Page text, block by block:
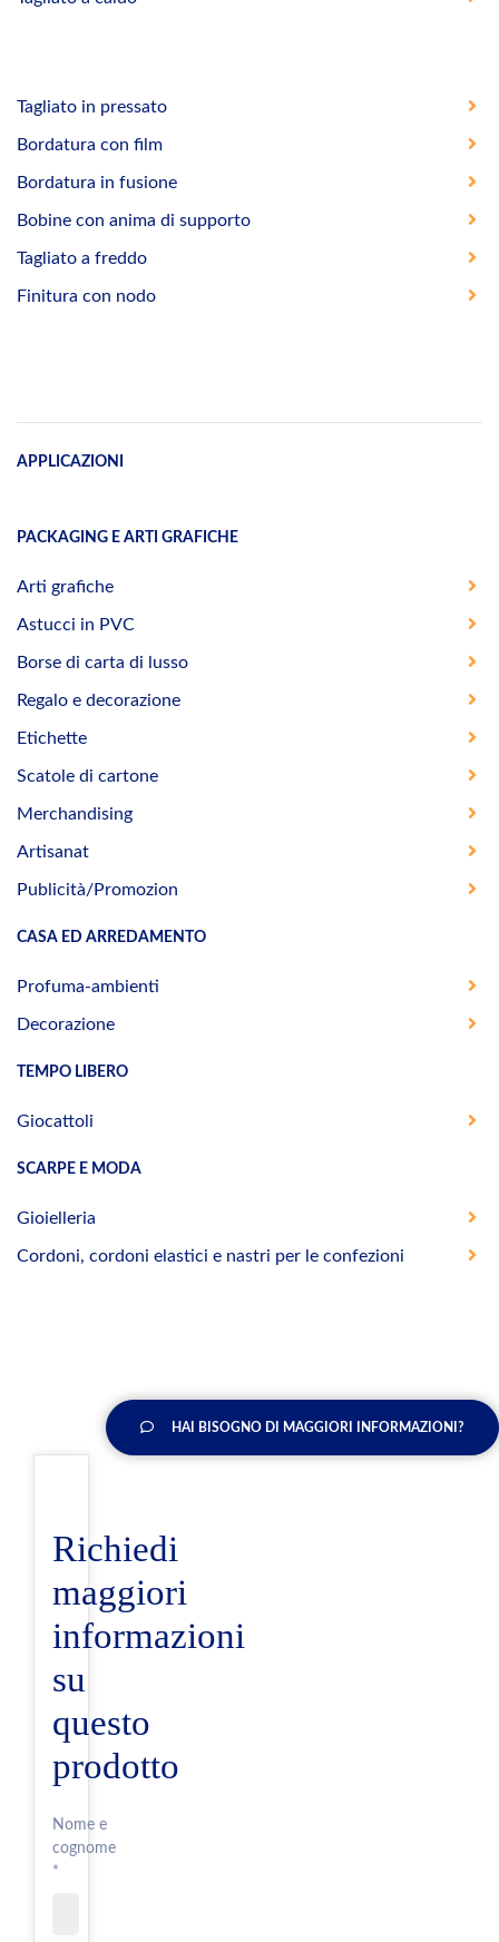
Tagliato in pressato
Bordatura con film
Bordatura in fusione
Bobine con anima di supporto
Tagliato a freddo
Finitura con nodo
APPLICAZIONI
PACKAGING E ARTI GRAFICHE
Arti grafiche
Astucci in PVC
Borse di carta di lusso
Regalo e decorazione
Etichette
Scatole di cartone
Merchandising
Artisanat
Publicità/Promozion
CASA ED ARREDAMENTO
Profuma-ambienti
Decorazione
TEMPO LIBERO
Giocattoli
SCARPE E MODA
Gioielleria
Cordoni, cordoni elastici e nastri per le confezioni
HAI BISOGNO DI MAGGIORI INFORMAZIONI?
Richiedi
maggiori
informazioni
su
questo
prodotto
Nome e
cognome
*